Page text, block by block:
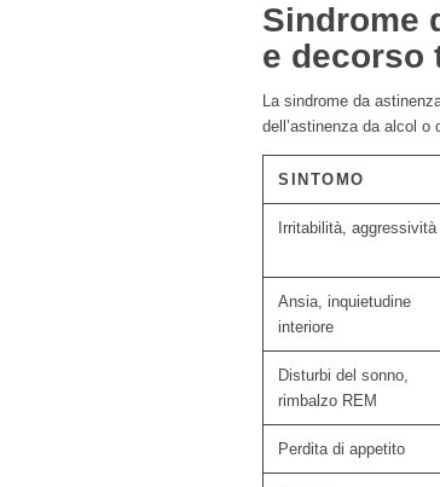
Sindrome
e decorso
La sindrome da
dell’astinenza da alcol
SINTOMO
Irritabilità, aggressività
Ansia, inquietudine
interiore
Disturbi del sonno,
rimbalzo REM
Perdita di appetito